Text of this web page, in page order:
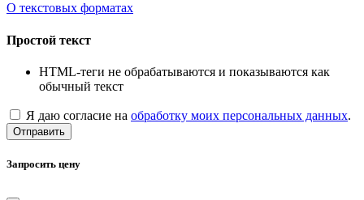
О текстовых форматах
Простой текст
HTML-теги не обрабатываются и показываются как
обычный текст
Я даю согласие на обработку моих персональных данных.
Отправить
Запросить цену